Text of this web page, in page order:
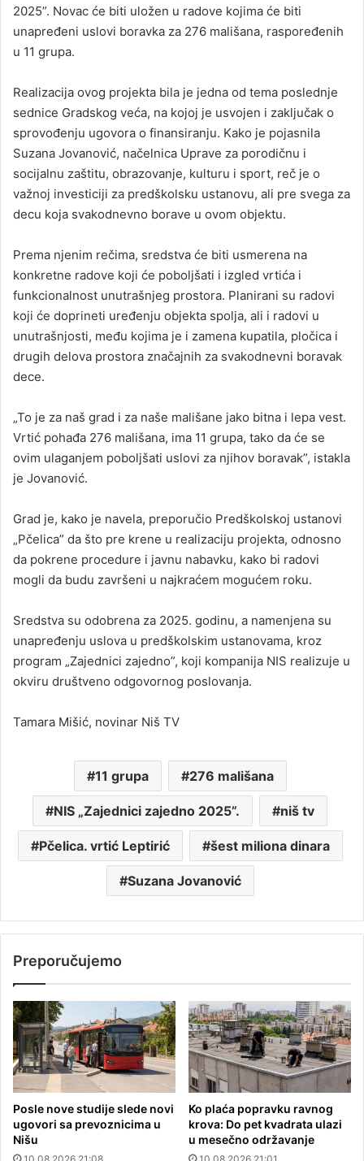
2025”. Novac će biti uložen u radove kojima će biti
unapređeni uslovi boravka za 276 mališana, raspoređenih
u 11 grupa.
Realizacija ovog projekta bila je jedna od tema poslednje
sednice Gradskog veća, na kojoj je usvojen i zaključak o
sprovođenju ugovora o finansiranju. Kako je pojasnila
Suzana Jovanović, načelnica Uprave za porodičnu i
socijalnu zaštitu, obrazovanje, kulturu i sport, reč je o
važnoj investiciji za predškolsku ustanovu, ali pre svega za
decu koja svakodnevno borave u ovom objektu.
Prema njenim rečima, sredstva će biti usmerena na
konkretne radove koji će poboljšati i izgled vrtića i
funkcionalnost unutrašnjeg prostora. Planirani su radovi
koji će doprineti uređenju objekta spolja, ali i radovi u
unutrašnjosti, među kojima je i zamena kupatila, pločica i
drugih delova prostora značajnih za svakodnevni boravak
dece.
„To je za naš grad i za naše mališane jako bitna i lepa vest.
Vrtić pohađa 276 mališana, ima 11 grupa, tako da će se
ovim ulaganjem poboljšati uslovi za njihov boravak”, istakla
je Jovanović.
Grad je, kako je navela, preporučio Predškolskoj ustanovi
„Pčelica” da što pre krene u realizaciju projekta, odnosno
da pokrene procedure i javnu nabavku, kako bi radovi
mogli da budu završeni u najkraćem mogućem roku.
Sredstva su odobrena za 2025. godinu, a namenjena su
unapređenju uslova u predškolskim ustanovama, kroz
program „Zajednici zajedno”, koji kompanija NIS realizuje u
okviru društveno odgovornog poslovanja.
Tamara Mišić, novinar Niš TV
11 grupa 276 mališana
NIS „Zajednici zajedno 2025”. niš tv
Pčelica. vrtić Leptirić šest miliona dinara
Suzana Jovanović
Preporučujemo
Posle nove studije slede novi
ugovori sa prevoznicima u
Nišu
Ko plaća popravku ravnog
krova: Do pet kvadrata ulazi
u mesečno održavanje